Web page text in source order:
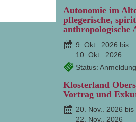
Autonomie im
pflegerische,
anthropologische
9. Okt.. 2026 bis
10. Okt.. 2026
Status:
Klosterland
Vortrag und
20. Nov.. 2026 bis
22. Nov.. 2026